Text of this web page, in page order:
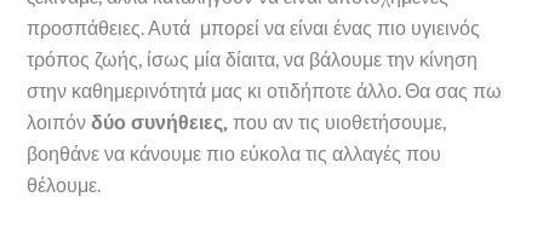
προσπάθειες. Αυτά μπορεί να είναι ένας πιο υγιεινός
τρόπος ζωής, ίσως μία δίαιτα, να βάλουμε την κίνηση
στην καθημερινότητά μας κι οτιδήποτε άλλο. Θα σας πω
λοιπόνδύο συνήθειες, που αν τις υιοθετήσουμε,
βοηθάνε να κάνουμε πιο εύκολα τις αλλαγές που
θέλουμε.